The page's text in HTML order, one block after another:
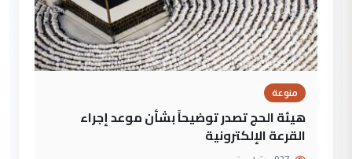
منوعة
هيئة الحج تصدر توضيحاً بشأن موعد إجراء
القرعة الإلكترونية